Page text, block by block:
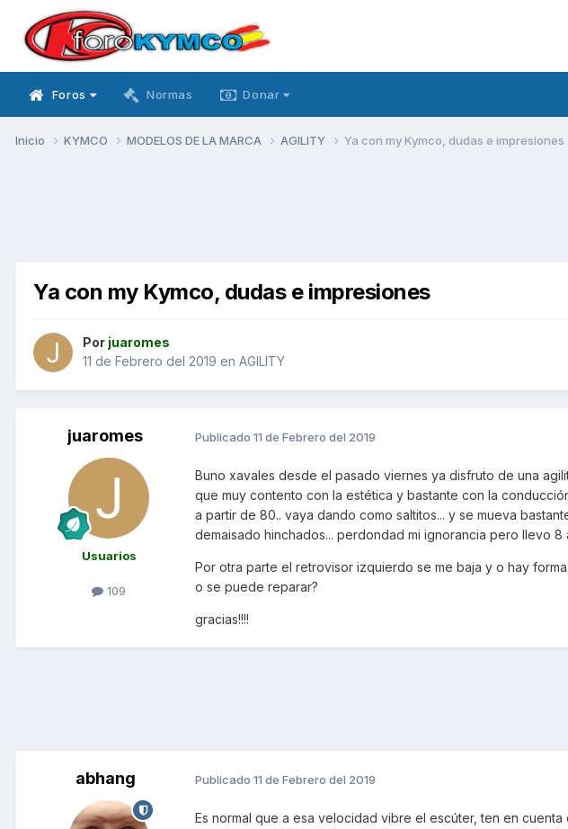
Foros Normas Donar
Inicio KYMCO MODELOS DE LA MARCA AGILITY Ya con my Kymco, dudas e impresiones
Ya con my Kymco, dudas e impresiones
Por juaromes
11 de Febrero del 2019 en AGILITY
juaromes
Usuarios
109
Publicado 11 de Febrero del 2019
Buno xavales desde el pasado viernes ya disfruto de una
que muy contento con la estética y bastante con la
a partir de 80.. vaya dando como saltitos... y se mueva
demaisado hinchados... perdondad mi ignorancia pero llevo 8
Por otra parte el retrovisor izquierdo se me baja y o hay
o se puede reparar?
gracias!!!!
abhang Publicado 11 de Febrero del 2019
Es normal que a esa velocidad vibre el escúter, ten en